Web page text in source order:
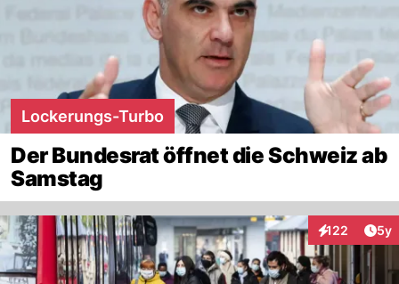
Lockerungs-Turbo
Der Bundesrat öffnet die Schweiz ab
Samstag
122
Interaktionen
5y